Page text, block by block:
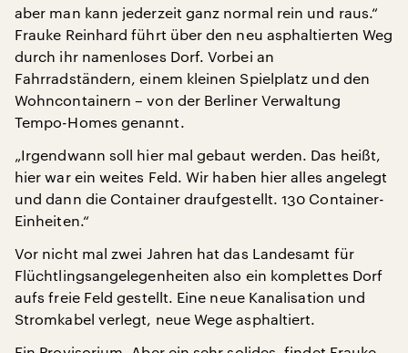
aber man kann jederzeit ganz normal rein und raus.“
Frauke Reinhard führt über den neu asphaltierten Weg
durch ihr namenloses Dorf. Vorbei an
Fahrradständern, einem kleinen Spielplatz und den
Wohncontainern – von der Berliner Verwaltung
Tempo-Homes genannt.
„Irgendwann soll hier mal gebaut werden. Das heißt,
hier war ein weites Feld. Wir haben hier alles angelegt
und dann die Container draufgestellt. 130 Container-
Einheiten.“
Vor nicht mal zwei Jahren hat das Landesamt für
Flüchtlingsangelegenheiten also ein komplettes Dorf
aufs freie Feld gestellt. Eine neue Kanalisation und
Stromkabel verlegt, neue Wege asphaltiert.